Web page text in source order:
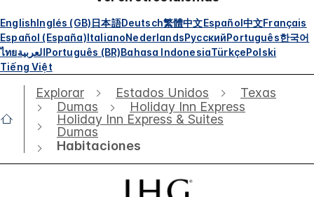
EnglishInglés (GB)日本語Deutsch繁體中文Español中文Français
Español (España)ItalianoNederlandsРусскийPortuguês한국어
ไทยالعربيةPortuguês (BR)Bahasa IndonesiaTürkçePolski
Tiếng Việt
Explorar Estados Unidos
Texas
Dumas
Holiday Inn Express
Holiday Inn Express & Suites
Dumas
Habitaciones